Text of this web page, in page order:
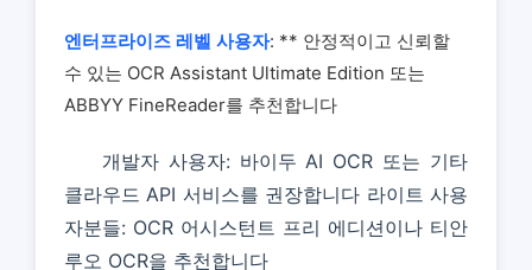
엔터프라이즈 레벨 사용자: ** 안정적이고 신뢰할
수 있는 OCR Assistant Ultimate Edition 또는
ABBYY FineReader를 추천합니다
개발자 사용자: 바이두 AI OCR 또는 기타
클라우드 API 서비스를 권장합니다 라이트 사용
자분들: OCR 어시스턴트 프리 에디션이나 티안
루오 OCR을 추천합니다